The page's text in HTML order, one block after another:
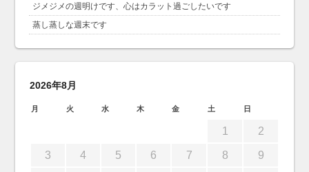
ジメジメの週明けです、心はカラット過ごしたいです
蒸し蒸しな週末です
2026年8月
月 火 水 木 金 土 日
1 2
3 4 5 6 7 8 9